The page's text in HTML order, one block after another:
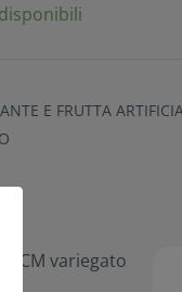
E FRUTTA